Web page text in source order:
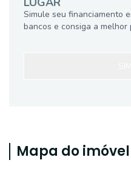
Simule seu financiamento
bancos e consiga a melhor
Mapa do imóvel